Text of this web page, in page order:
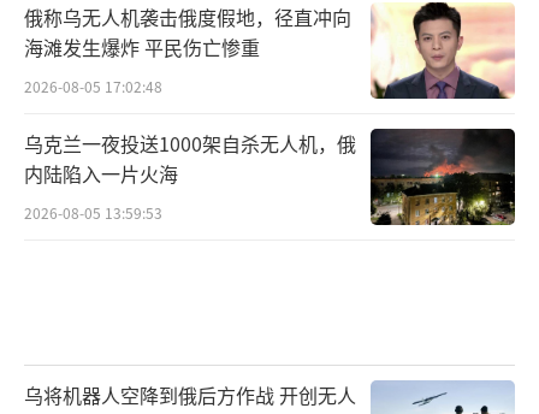
俄称乌无人机袭击俄度假地，径直冲向
海滩发生爆炸 平民伤亡惨重
2026-08-05 17:02:48
乌克兰一夜投送1000架自杀无人机，俄
内陆陷入一片火海
2026-08-05 13:59:53
乌将机器人空降到俄后方作战 开创无人